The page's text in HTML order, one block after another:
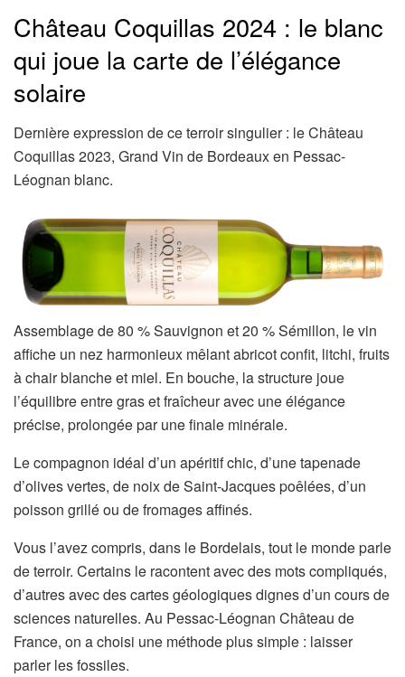
Château Coquillas 2024 : le blanc
qui joue la carte de l’élégance
solaire
Dernière expression de ce terroir singulier : le Château
Coquillas 2023, Grand Vin de Bordeaux en Pessac-
Léognan blanc.
Assemblage de 80 % Sauvignon et 20 % Sémillon, le vin
affiche un nez harmonieux mêlant abricot confit, litchi, fruits
à chair blanche et miel. En bouche, la structure joue
l’équilibre entre gras et fraîcheur avec une élégance
précise, prolongée par une finale minérale.
Le compagnon idéal d’un apéritif chic, d’une tapenade
d’olives vertes, de noix de Saint-Jacques poêlées, d’un
poisson grillé ou de fromages affinés.
Vous l’avez compris, dans le Bordelais, tout le monde parle
de terroir. Certains le racontent avec des mots compliqués,
d’autres avec des cartes géologiques dignes d’un cours de
sciences naturelles. Au Pessac-Léognan Château de
France, on a choisi une méthode plus simple : laisser
parler les fossiles.